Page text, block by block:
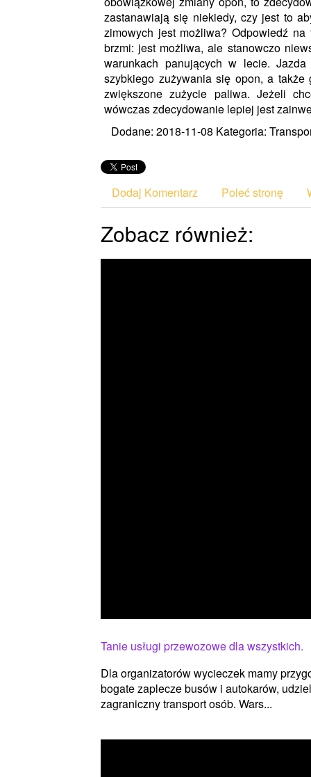
zastanawiają się niekiedy, czy jest to
zimowych jest możliwa? Odpowiedź
brzmi: jest możliwa, ale stanowczo
warunkach panujących w lecie.
szybkiego zużywania się opon, a
zwiększone zużycie paliwa. Jeżeli
wówczas zdecydowanie lepiej jest
Dodane: 2018-11-08 Kategoria:
Dodaj Komentarz Poleć stronę
Zobacz również:
Tanie usługi przewozowe dla wszystkich.
Dla organizatorów wycieczek mamy
bogate zaplecze busów i autokarów,
zagraniczny transport osób. Wars...